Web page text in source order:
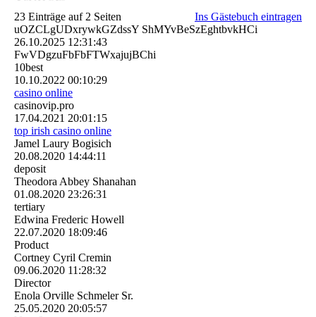
23 Einträge auf 2 Seiten
Ins Gästebuch eintragen
uOZCLgUDxrywkGZdssY ShMYvBeSzEghtbvkHCi
26.10.2025 12:31:43
FwVDgzuFbFbFTWxajujBChi
10best
10.10.2022 00:10:29
casino online
casinovip.pro
17.04.2021 20:01:15
top irish casino online
Jamel Laury Bogisich
20.08.2020 14:44:11
deposit
Theodora Abbey Shanahan
01.08.2020 23:26:31
tertiary
Edwina Frederic Howell
22.07.2020 18:09:46
Product
Cortney Cyril Cremin
09.06.2020 11:28:32
Director
Enola Orville Schmeler Sr.
25.05.2020 20:05:57